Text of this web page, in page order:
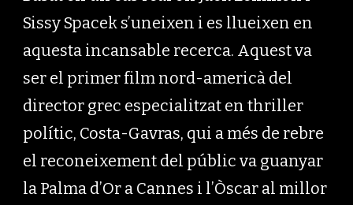
Sissy Spacek s’uneixen i es llueixen en
aquesta incansable recerca. Aquest va
ser el primer film nord-americà del
director grec especialitzat en thriller
polític, Costa-Gavras, qui a més de rebre
el reconeixement del públic va guanyar
la Palma d’Or a Cannes i l’Òscar al millor